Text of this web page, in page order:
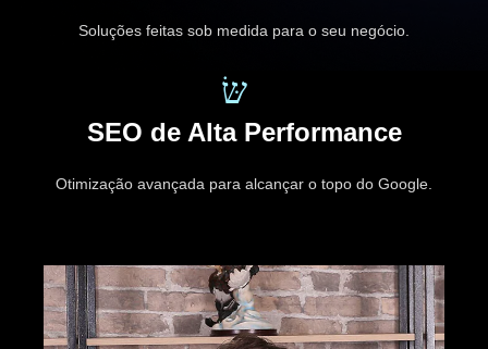
Soluções feitas sob medida para o seu negócio.
SEO de Alta Performance
Otimização avançada para alcançar o topo do Google.